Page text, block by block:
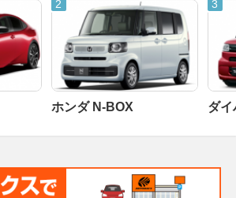
ホンダ N-BOX ダイ